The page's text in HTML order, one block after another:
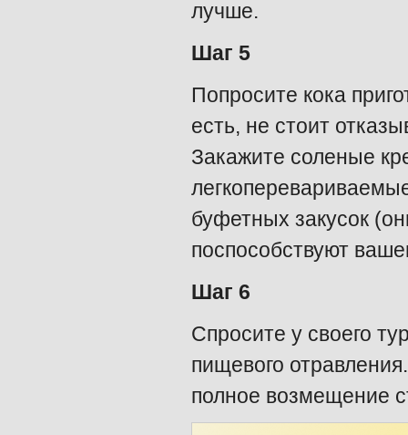
лучше.
Шаг 5
Попросите кока
есть, не стоит
Закажите соленые
буфетных закусок
поспособствуют
Шаг 6
Спросите у своего
пищевого
полное возмещение